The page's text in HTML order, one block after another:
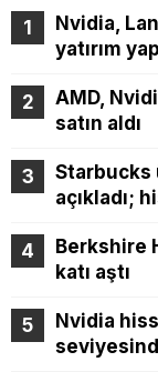
Nvidia,
yatırım
AMD,
satın aldı
Starbucks
açıkladı;
Berkshire
katı aştı
Nvidia